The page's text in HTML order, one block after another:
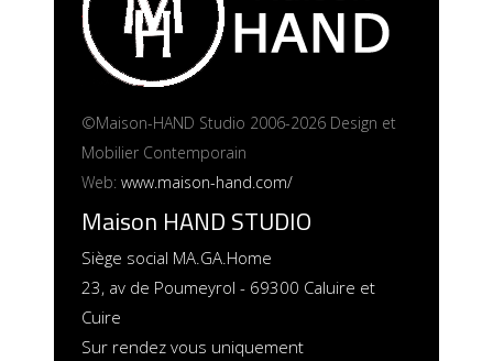
©Maison-HAND Studio 2006-2026 Design et
Mobilier Contemporain
Web: www.maison-hand.com/
Maison HAND STUDIO
Siège social MA.GA.Home
23, av de Poumeyrol - 69300 Caluire et
Cuire
Sur rendez vous uniquement